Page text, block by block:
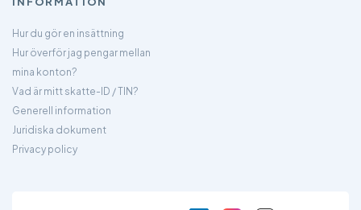
Hur du gör en insättning
Hur överför jag pengar mellan
mina konton?
Vad är mitt skatte-ID / TIN?
Generell information
Juridiska dokument
Privacy policy